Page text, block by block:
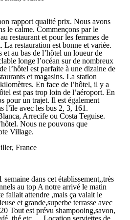
rapport qualité prix. Nous avons
le calme. Commençons par le
restaurant et pour les femmes de
La restauration est bonne et variée.
au bas de l’hôtel un loueur de
longe l’océan sur de nombreux
l’hôtel est parfaite à une dizaine de
et magasins. La station
En face de l’hôtel, il y a
est pas trop loin de l’aéroport. En
pour un trajet. Il est également
l’île avec les bus 2, 3, 161.
Arrecife ou Costa Teguise.
Nous ne pouvons que
Village.
France
semaine dans cet établissement,,très
au top A notre arrivé le matin
fallait attendre ,mais ça valait le
et grande,superbe terrasse avec
Tout est prévu shampooing,savon,
thé,etc..... Location serviettes de